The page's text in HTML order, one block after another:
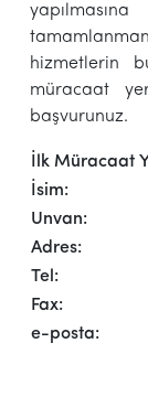
hizmetlerin
müracaat
başvurunuz.
İlk Müracaat
İsim:
Unvan:
Adres:
Tel:
Fax:
e-posta: